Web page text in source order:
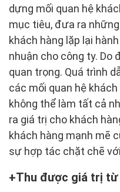
dựng mối quan hệ
mục tiêu, đưa ra
khách hàng lặp lại
nhuận cho công ty. Do
quan trọng. Quá trình
các mối quan hệ
không thể làm tất cả
ra giá trị cho khách
khách hàng mạnh mẽ
sự hợp tác chặt chẽ
Thu được giá trị từ